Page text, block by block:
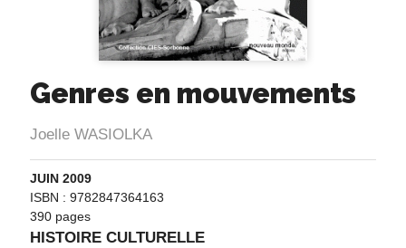
Genres en mouvements
Joelle WASIOLKA
JUIN 2009
ISBN : 9782847364163
390 pages
HISTOIRE CULTURELLE